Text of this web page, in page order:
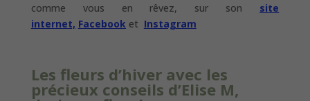
comme vous en rêvez, sur son site
internet, Facebook et Instagram
Les fleurs d’hiver avec les
précieux conseils d’Elise M,